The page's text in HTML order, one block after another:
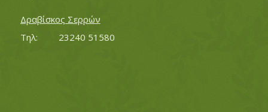
Δραβίσκος Σερρών
Τηλ:		23240 51580